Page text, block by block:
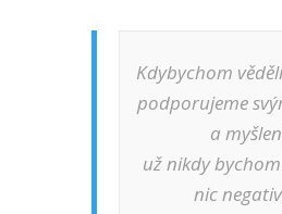
Kdybychom
podporujeme
a
už nikdy
nic